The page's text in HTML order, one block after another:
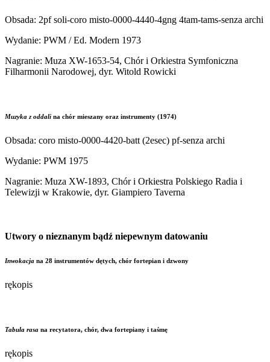
Obsada: 2pf soli-coro misto-0000-4440-4gng 4tam-tams-senza archi
Wydanie: PWM / Ed. Modern 1973
Nagranie: Muza XW-1653-54, Chór i Orkiestra Symfoniczna
Filharmonii Narodowej, dyr. Witold Rowicki
Muzyka z oddali na chór mieszany oraz instrumenty (1974)
Obsada: coro misto-0000-4420-batt (2esec) pf-senza archi
Wydanie: PWM 1975
Nagranie: Muza XW-1893, Chór i Orkiestra Polskiego Radia i
Telewizji w Krakowie, dyr. Giampiero Taverna
Utwory o nieznanym bądź niepewnym datowaniu
Inwokacja na 28 instrumentów dętych, chór fortepian i dzwony
rękopis
Tabula rasa na recytatora, chór, dwa fortepiany i taśmę
rękopis